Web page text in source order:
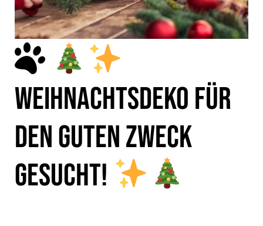
WEIHNACHTSDEKO FÜR
DEN GUTEN ZWECK
GESUCHT!